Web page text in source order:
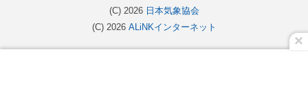
×
(C) 2026 日本気象協会
(C) 2026 ALiNKインターネット